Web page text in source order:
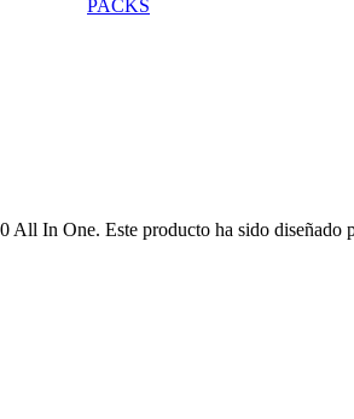
PACKS
In One. Este producto ha sido